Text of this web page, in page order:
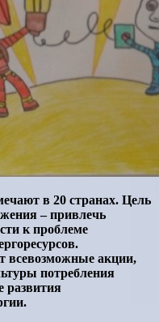
в 20 странах. Цель
– привлечь
к проблеме
всевозможные акции,
потребления
развития